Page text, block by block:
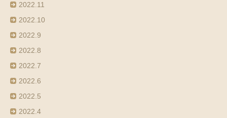
2022.11
2022.10
2022.9
2022.8
2022.7
2022.6
2022.5
2022.4